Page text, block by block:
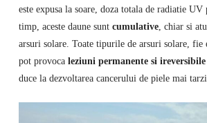
este expusa la soare, doza totala de radiatie UV
timp, aceste daune sunt cumulative, chiar si
arsuri solare. Toate tipurile de arsuri solare, fie
pot provocaleziuni permanente si
duce la dezvoltarea cancerului de piele mai